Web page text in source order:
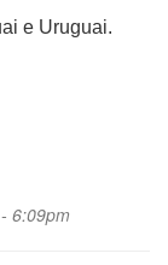
e Uruguai.
6:09pm